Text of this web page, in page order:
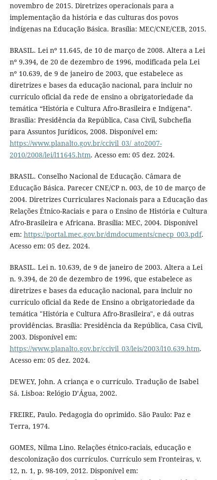
novembro de 2015. Diretrizes operacionais para a
implementação da história e das culturas dos povos
indígenas na Educação Básica. Brasília: MEC/CNE/CEB, 2015.
BRASIL. Lei nº 11.645, de 10 de março de 2008. Altera a Lei
nº 9.394, de 20 de dezembro de 1996, modificada pela Lei
nº 10.639, de 9 de janeiro de 2003, que estabelece as
diretrizes e bases da educação nacional, para incluir no
currículo oficial da rede de ensino a obrigatoriedade da
temática “História e Cultura Afro-Brasileira e Indígena”.
Brasília: Presidência da República, Casa Civil, Subchefia
para Assuntos Jurídicos, 2008. Disponível em:
https://www.planalto.gov.br/ccivil_03/_ato2007-
2010/2008/lei/l11645.htm. Acesso em: 05 dez. 2024.
BRASIL. Conselho Nacional de Educação. Câmara de
Educação Básica. Parecer CNE/CP n. 003, de 10 de março de
2004. Diretrizes Curriculares Nacionais para a Educação das
Relações Étnico-Raciais e para o Ensino de História e Cultura
Afro-Brasileira e Africana. Brasília: MEC, 2004. Disponível
em: https://portal.mec.gov.br/dmdocuments/cnecp_003.pdf.
Acesso em: 05 dez. 2024.
BRASIL. Lei n. 10.639, de 9 de janeiro de 2003. Altera a Lei
n. 9.394, de 20 de dezembro de 1996, que estabelece as
diretrizes e bases da educação nacional, para incluir no
currículo oficial da Rede de Ensino a obrigatoriedade da
temática "História e Cultura Afro-Brasileira", e dá outras
providências. Brasília: Presidência da República, Casa Civil,
2003. Disponível em:
https://www.planalto.gov.br/ccivil_03/leis/2003/l10.639.htm.
Acesso em: 05 dez. 2024.
DEWEY, John. A criança e o currículo. Tradução de Isabel
Sá. Lisboa: Relógio D’Água, 2002.
FREIRE, Paulo. Pedagogia do oprimido. São Paulo: Paz e
Terra, 1974.
GOMES, Nilma Lino. Relações étnico-raciais, educação e
descolonização dos currículos. Currículo sem Fronteiras, v.
12, n. 1, p. 98-109, 2012. Disponível em: